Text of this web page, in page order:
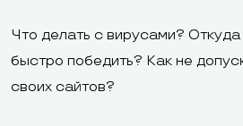
Что делать с вирусами? Откуда
быстро победить? Как не
своих сайтов?